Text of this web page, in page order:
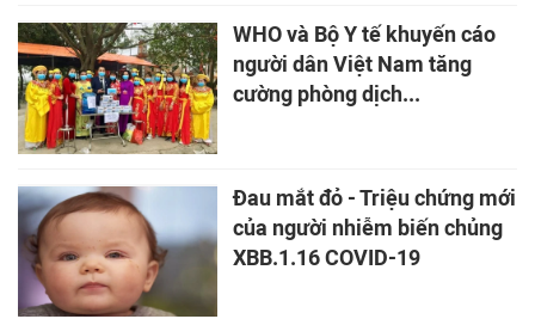
WHO và Bộ Y tế khuyến cáo
người dân Việt Nam tăng
cường phòng dịch...
Đau mắt đỏ - Triệu chứng mới
của người nhiễm biến chủng
XBB.1.16 COVID-19